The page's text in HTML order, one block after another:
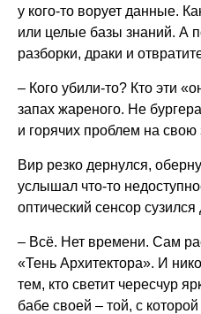
у кого-то ворует данные.
или целые базы знаний. А
разборки, драки и
– Кого убили-то? Кто эти
запах жареного. Не
и горячих проблем на свою
Вир резко дернулся,
услышал что-то
оптический сенсор сузился
– Всё. Нет времени. Сам
«Тень Архитектора». И
тем, кто светит чересчур
бабе своей – той, с